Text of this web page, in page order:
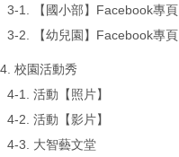
3-1.
【國小部】Facebook專頁
3-2.
【幼兒園】Facebook專頁
4. 校園活動秀
4-1. 活動【照片】
4-2. 活動【影片】
4-3. 大智藝文堂